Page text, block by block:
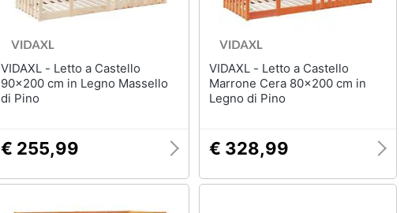
VIDAXL - Letto a Castello
90x200 cm in Legno Massello
di Pino
€ 255,99
VIDAXL - Letto a Castello
Marrone Cera 80x200 cm in
Legno di Pino
€ 328,99